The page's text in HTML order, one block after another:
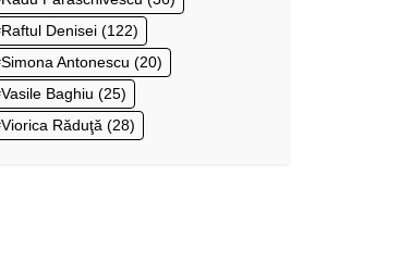
Raftul Denisei (122)
Simona Antonescu (20)
Vasile Baghiu (25)
Viorica Răduţă (28)